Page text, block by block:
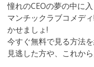
憧れのCEOの夢の中に
マンチックラブコメデ
かせましょ!
今すぐ無料で見る方法を
見逃した方や、これか